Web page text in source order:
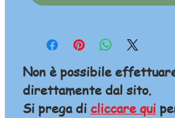
Non è possibile
direttamente dal sito.
Si prega di cliccare qui